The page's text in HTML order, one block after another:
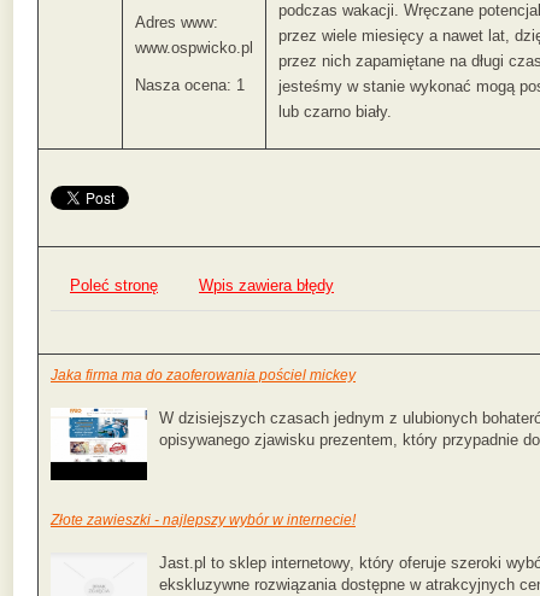
Adres www:
www.ospwicko.pl
Nasza ocena: 1
podczas wakacji. Wręczane
przez wiele miesięcy a nawet lat,
przez nich zapamiętane na długi
jesteśmy w stanie wykonać mogą
lub czarno biały.
Poleć stronę Wpis zawiera błędy
Jaka firma ma do zaoferowania pościel mickey
W dzisiejszych czasach jednym z ulubionych
opisywanego zjawisku prezentem, który przypadnie
Złote zawieszki - najlepszy wybór w internecie!
Jast.pl to sklep internetowy, który oferuje szeroki
ekskluzywne rozwiązania dostępne w atrakcyjnych